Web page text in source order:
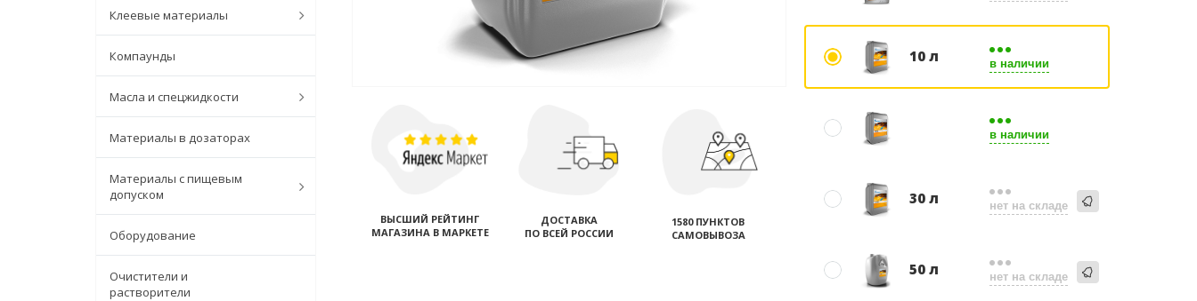
Клеевые материалы
Компаунды
Масла и спецжидкости
Материалы в дозаторах
Материалы с пищевым
допуском
Оборудование
Очистители и
растворители
ВЫСШИЙ РЕЙТИНГ
МАГАЗИНА В МАРКЕТЕ
ДОСТАВКА
ПО ВСЕЙ РОССИИ
1580 ПУНКТОВ
САМОВЫВОЗА
10 л в наличии
в наличии
30 л нет на складе
50 л нет на складе